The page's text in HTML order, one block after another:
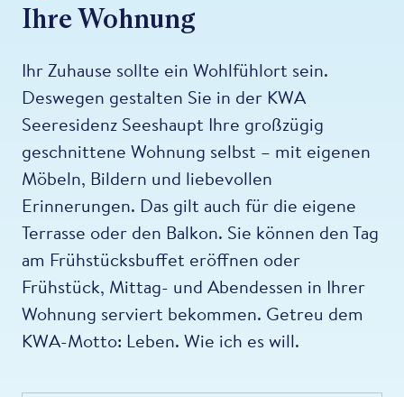
Ihre Wohnung
Ihr Zuhause sollte ein Wohlfühlort sein.
Deswegen gestalten Sie in der KWA
Seeresidenz Seeshaupt Ihre großzügig
geschnittene Wohnung selbst – mit eigenen
Möbeln, Bildern und liebevollen
Erinnerungen. Das gilt auch für die eigene
Terrasse oder den Balkon. Sie können den Tag
am Frühstücksbuffet eröffnen oder
Frühstück, Mittag- und Abendessen in Ihrer
Wohnung serviert bekommen. Getreu dem
KWA-Motto: Leben. Wie ich es will.